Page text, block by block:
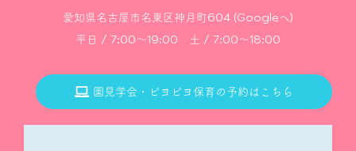
愛知県名古屋市名東区神月町604 (Googleへ)
平日 / 7:00～19:00 土 / 7:00～18:00
園見学会・ピヨピヨ保育の予約はこちら